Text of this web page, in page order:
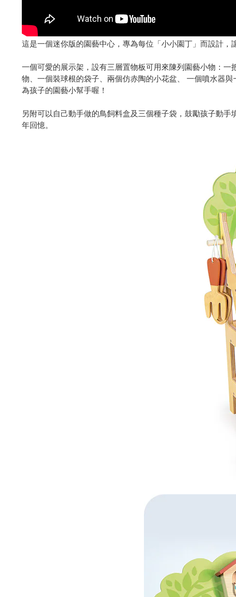
這是一個迷你版的園藝中心，專為每位「小小園丁」而設計，
一個可愛的展示架，設有三層置物板可用來陳列園藝小物：一
物、一個裝球根的袋子、兩個仿赤陶的小花盆、 一個噴水器
為孩子的園藝小幫手喔！
另附可以自己動手做的鳥飼料盒及三個種子袋，鼓勵孩子動
年回憶。